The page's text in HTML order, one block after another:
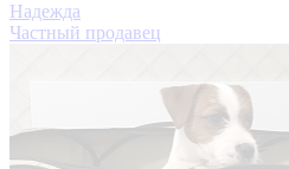
Надежда
Частный продавец